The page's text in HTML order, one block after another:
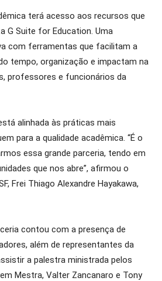
terá acesso aos recursos que
G Suite for Education. Uma
com ferramentas que facilitam a
tempo, organização e impactam na
professores e funcionários da
alinhada às práticas mais
para a qualidade acadêmica. “É o
essa grande parceria, tendo em
que nos abre”, afirmou o
Frei Thiago Alexandre Hayakawa,
contou com a presença de
além de representantes da
a palestra ministrada pelos
Mestra, Valter Zancanaro e Tony